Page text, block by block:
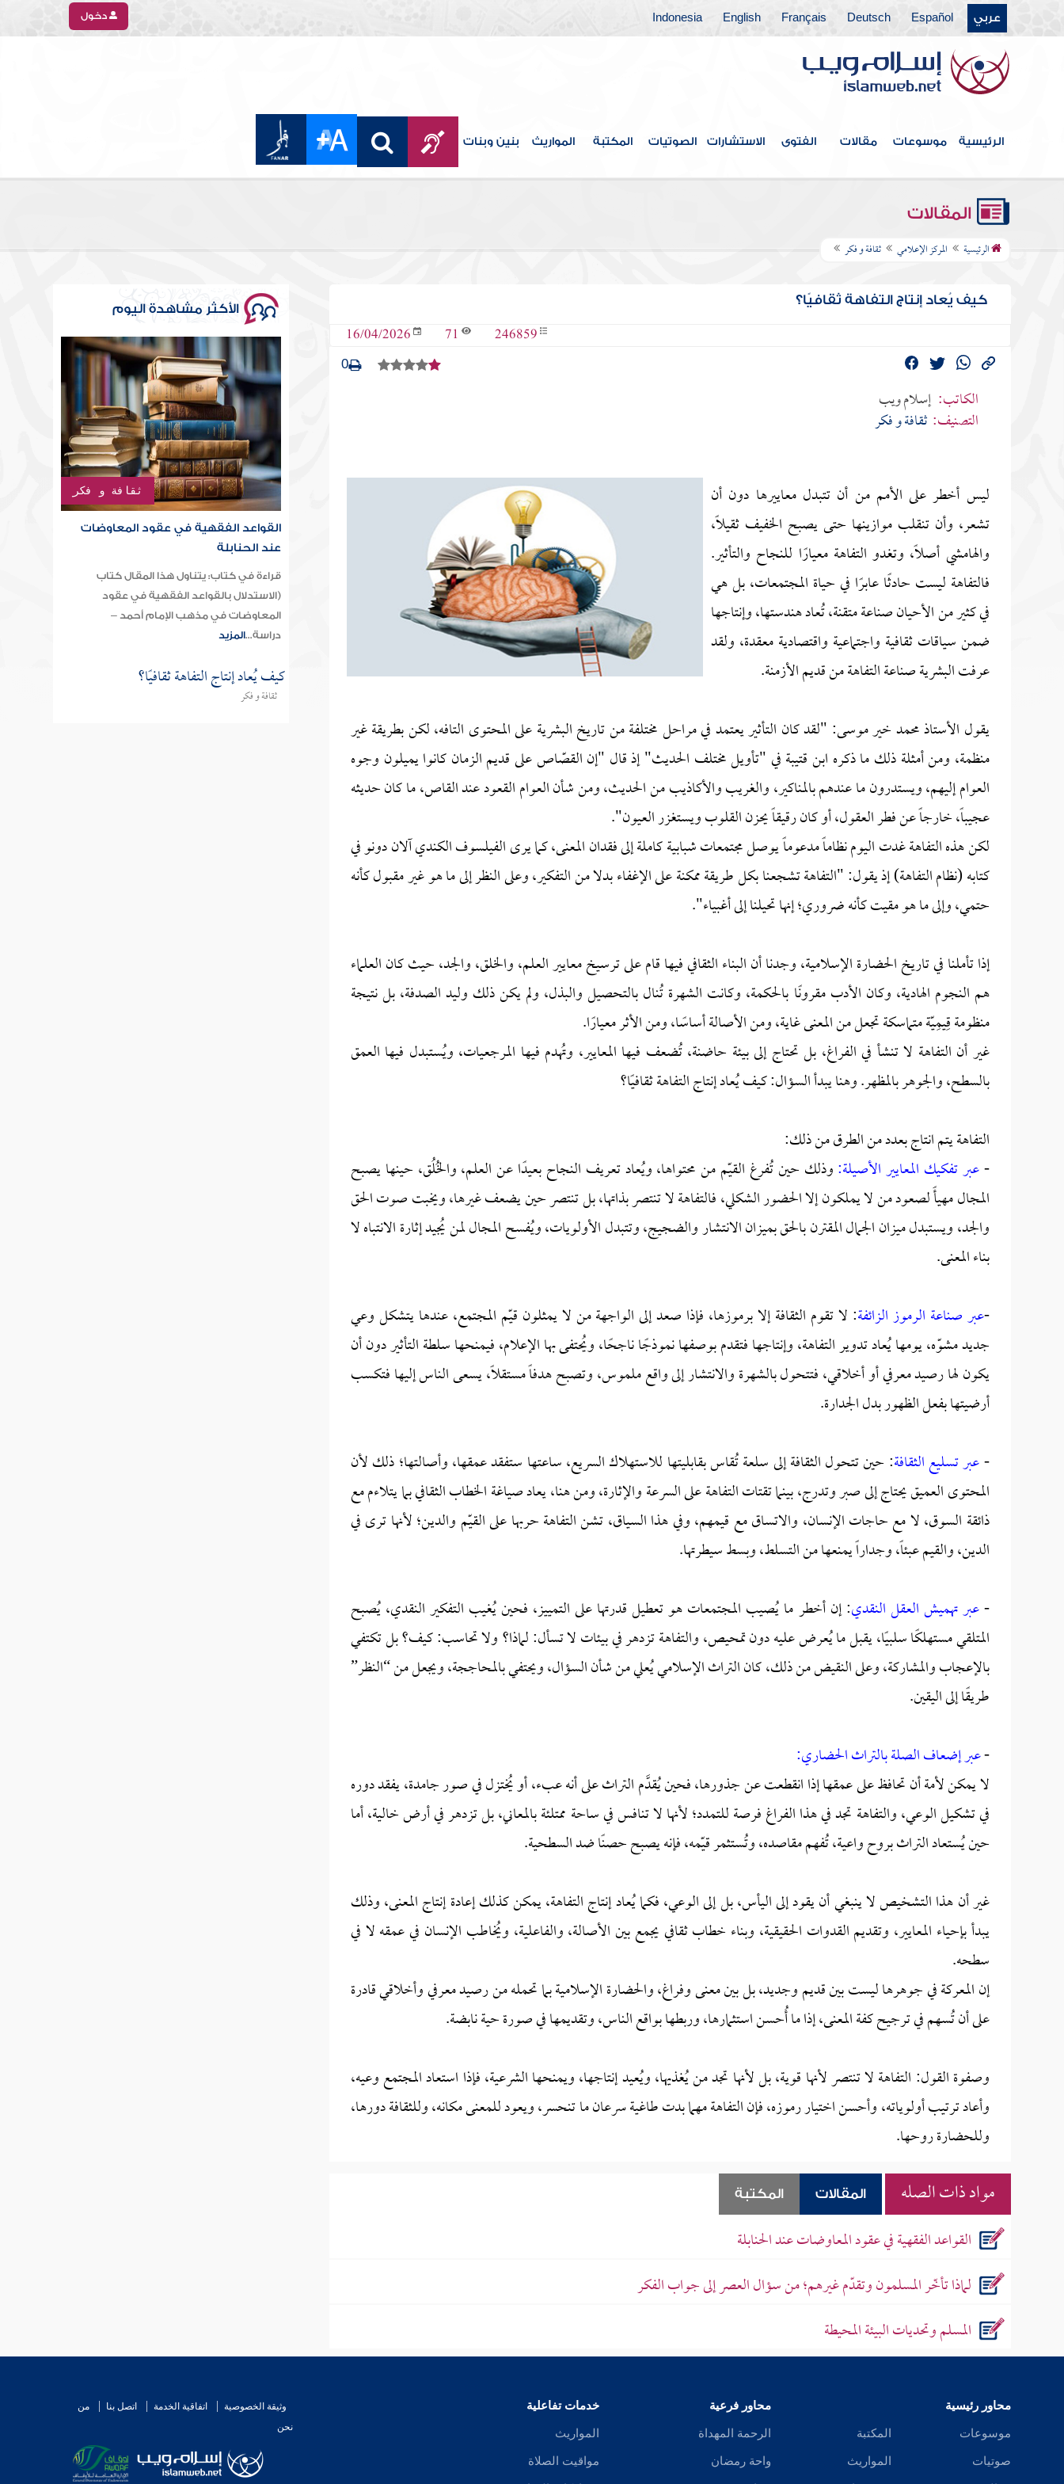
عربي Español
Deutsch
Français
English
Indonesia دخول
الرئيسية موسوعات مقالات الفتوى الاستشارات الصوتيات المكتبة المواريث بنين وبنات
المقالات
الرئيسية المركز الإعلامي ثقافة و فكر
كيف يُعاد إنتاج التفاهة ثقافيًا؟
246859
71
16/04/2026
0
الكاتب: إسلام ويب
التصنيف: ثقافة و فكر
ليس أخطر على الأمم من أن تتبدل معاييرها دون أن
تشعر، وأن تنقلب موازينها حتى يصبح الخفيف ثقيلًا،
والهامشي أصلًا، وتغدو التفاهة معيارًا للنجاح والتأثير.
فالتفاهة ليست حادثًا عابرًا في حياة المجتمعات، بل هي
في كثير من الأحيان صناعة متقنة، تُعاد هندستها، وإنتاجها
ضمن سياقات ثقافية واجتماعية واقتصادية معقدة، ولقد
عرفت البشرية صناعة التفاهة من قديم الأزمنة.
يقول الأستاذ محمد خير موسى: "لقد كان التأثير يعتمد في مراحل مختلفة من تاريخ البشرية على المحتوى التافه، لكن بطريقة غير
منظمة، ومن أمثلة ذلك ما ذكره ابن قتيبة في "تأويل مختلف الحديث" إذ قال "إن القصّاص على قديم الزمان كانوا يميلون وجوه
العوام إليهم، ويستدرون ما عندهم بالمناكير، والغريب والأكاذيب من الحديث، ومن شأن العوام القعود عند القاص، ما كان حديثه
عجيباً، خارجاً عن فطر العقول، أو كان رقيقاً يحزن القلوب ويستغزر العيون".
لكن هذه التفاهة غدت اليوم نظاماً مدعوماً يوصل مجتمعات شبابية كاملة إلى فقدان المعنى، كما يرى الفيلسوف الكندي آلان دونو في
كتابه (نظام التفاهة) إذ يقول: "التفاهة تشجعنا بكل طريقة ممكنة على الإغفاء بدلا من التفكير، وعلى النظر إلى ما هو غير مقبول كأنه
حتمي، وإلى ما هو مقيت كأنه ضروري؛ إنها تحيلنا إلى أغبياء".
إذا تأملنا في تاريخ الحضارة الإسلامية، وجدنا أن البناء الثقافي فيها قام على ترسيخ معايير العلم، والخلق، والجد، حيث كان العلماء
هم النجوم الهادية، وكان الأدب مقرونًا بالحكمة، وكانت الشهرة تُنال بالتحصيل والبذل، ولم يكن ذلك وليد الصدفة، بل نتيجة
منظومة قِيمِيّة متماسكة تجعل من المعنى غاية، ومن الأصالة أساسًا، ومن الأثر معيارًا.
غير أن التفاهة لا تنشأ في الفراغ، بل تحتاج إلى بيئة حاضنة، تُضعف فيها المعايير، وتُهدم فيها المرجعيات، ويُستبدل فيها العمق
بالسطح، والجوهر بالمظهر. وهنا يبدأ السؤال: كيف يُعاد إنتاج التفاهة ثقافيًا؟
التفاهة يتم انتاج بعدد من الطرق من ذلك:
-عبر تفكيك المعايير الأصيلة:وذلك حين تُفرغ القيّم من محتواها، ويُعاد تعريف النجاح بعيدًا عن العلم، والخُلُق، حينها يصبح
المجال مهيأً لصعود من لا يملكون إلا الحضور الشكلي، فالتفاهة لا تنتصر بذاتها، بل تنتصر حين يضعف غيرها، ويخبت صوت الحق
والجد، ويستبدل ميزان الجمال المقترن بالحق بميزان الانتشار والضجيج، وتتبدل الأولويات، ويُفسح المجال لمن يُجيد إثارة الانتباه لا
بناء المعنى.
-عبر صناعة الرموز الزائفة: لا تقوم الثقافة إلا برموزها، فإذا صعد إلى الواجهة من لا يمثلون قيّم المجتمع، عندها يتشكل وعي
جديد مشوّه، يومها يُعاد تدوير التفاهة، وإنتاجها فتقدم بوصفها نموذجًا ناجحًا، ويُحتفى بها الإعلام، فيمنحها سلطة التأثير دون أن
يكون لها رصيد معرفي أو أخلاقي، فتتحول بالشهرة والانتشار إلى واقع ملموس، وتصبح هدفاً مستقلاً، يسعى الناس إليها فتكسب
أرضيتها بفعل الظهور بدل الجدارة.
-عبر تسليع الثقافة: حين تتحول الثقافة إلى سلعة تُقاس بقابليتها للاستهلاك السريع، ساعتها ستفقد عمقها، وأصالتها؛ ذلك لأن
المحتوى العميق يحتاج إلى صبر وتدرج، بينما تقتات التفاهة على السرعة والإثارة، ومن هنا، يعاد صياغة الخطاب الثقافي بما يتلاءم مع
ذائقة السوق، لا مع حاجات الإنسان، والاتساق مع قيمهم، وفي هذا السياق، تشن التفاهة حربها على القيّم والدين؛ لأنها ترى في
الدين، والقيم عبئاً، وجداراً يمنعها من التسلط، وبسط سيطرتها.
-عبر تهميش العقل النقدي: إن أخطر ما يُصيب المجتمعات هو تعطيل قدرتها على التمييز، فحين يُغيب التفكير النقدي، يُصبح
المتلقي مستهلكًا سلبيًا، يقبل ما يُعرض عليه دون تمحيص، والتفاهة تزدهر في بيئات لا تسأل: لماذا؟ ولا تحاسب: كيف؟ بل تكتفي
بالإعجاب والمشاركة، وعلى النقيض من ذلك، كان التراث الإسلامي يُعلي من شأن السؤال، ويحتفي بالمحاججة، ويجعل من “النظر”
طريقًا إلى اليقين.
-عبر إضعاف الصلة بالتراث الحضاري:
لا يمكن لأمة أن تحافظ على عمقها إذا انقطعت عن جذورها، فحين يُقدَّم التراث على أنه عبء، أو يُختزل في صور جامدة، يفقد دوره
في تشكيل الوعي، والتفاهة تجد في هذا الفراغ فرصة للتمدد؛ لأنها لا تنافس في ساحة ممتلئة بالمعاني، بل تزدهر في أرض خالية، أما
حين يُستعاد التراث بروح واعية، تُفهم مقاصده، وتُستثمر قيّمه، فإنه يصبح حصنًا ضد السطحية.
غير أن هذا التشخيص لا ينبغي أن يقود إلى اليأس، بل إلى الوعي، فكما يُعاد إنتاج التفاهة، يمكن كذلك إعادة إنتاج المعنى، وذلك
يبدأ بإحياء المعايير، وتقديم القدوات الحقيقية، وبناء خطاب ثقافي يجمع بين الأصالة، والفاعلية، ويُخاطب الإنسان في عمقه لا في
سطحه.
إن المعركة في جوهرها ليست بين قديم وجديد، بل بين معنى وفراغ، والحضارة الإسلامية بما تحمله من رصيد معرفي وأخلاقي قادرة
على أن تُسهم في ترجيح كفة المعنى، إذا ما أُحسن استثمارها، وربطها بواقع الناس، وتقديمها في صورة حية نابضة.
وصفوة القول: التفاهة لا تنتصر لأنها قوية، بل لأنها تجد من يُغذيها، ويُعيد إنتاجها، ويمنحها الشرعية، فإذا استعاد المجتمع وعيه،
وأعاد ترتيب أولوياته، وأحسن اختيار رموزه، فإن التفاهة مهما بدت طاغية سرعان ما تنحسر، ويعود للمعنى مكانه، وللثقافة دورها،
وللحضارة روحها.
مواد ذات الصله المقالات المكتبة
القواعد الفقهية في عقود المعاوضات عند الحنابلة
لماذا تأخّر المسلمون وتقدّم غيرهم؛ من سؤال العصر إلى جواب الفكر
المسلم وتحديات البيئة المحيطة
الأكثر مشاهدة اليوم
ثقافة و فكر
القواعد الفقهية في عقود المعاوضات
عند الحنابلة
قراءة في كتاب: يتناول هذا المقال كتاب
(الاستدلال بالقواعد الفقهية في عقود
المعاوضات في مذهب الإمام أحمد –
دراسة...المزيد
كيف يُعاد إنتاج التفاهة ثقافيًا؟
ثقافة و فكر
محاور رئيسية
موسوعات
صوتيات
المكتبة
المواريث
محاور فرعية
الرحمة المهداة
واحة رمضان
خدمات تفاعلية
المواريث
مواقيت الصلاة
وثيقة الخصوصية اتفاقية الخدمة اتصل بنا
من
نحن